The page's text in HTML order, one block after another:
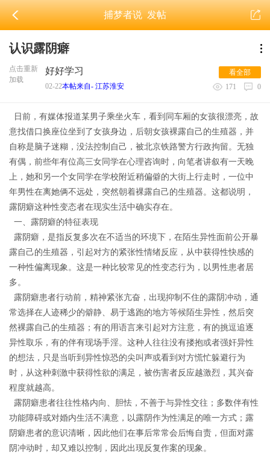
捕梦者说发帖
认识露阴癖
点击重新
加载
好好学习
02-22本帖来自- 江苏淮安
看全部
171
0
日前 ，有媒体报道某男子乘坐火车，看到同车厢的女孩很漂亮，故
意找借口换座位坐到了女孩身边 ，后朝女孩裸露自己的生殖器，并
自称是脑子迷糊，没法控制自己，被北京铁路警方行政拘留。无独
有偶，前些年有位高三女同学在心理咨询时，向笔者讲叙有一天晚
上， 她和另一个女同学在学校附近稍偏僻的大街上行走时，一位中
年男性在离她俩不远处，突然朝着裸露自己的生殖器。这都说明，
露阴癖这种性变态者在现实生活中确实存在。
一、 露阴癖的特征表现
露阴癖， 是指反复多次在不适当的环境下，在陌生异性面前公开暴
露自己的生殖器，引起对方的紧张性情绪反应，从中获得性快感的
一种性偏离现象。 这是一种比较常见的性变态行为，以男性患者居
多。
露阴癖患者行动前，精神紧张亢奋，出现抑制不住的露阴冲动，通
常选择在人迹稀少的僻静、易于逃跑的地方等候陌生异性，然后突
然裸露自己的生殖器；有的用语言来引起对方注意，有的挑逗追逐
异性取乐，有的伴有现场手淫。这种人往往没有搂抱或者强奸异性
的想法，只是当听到异性惊恐的尖叫 声或看到对方慌忙躲避行为
时 ，从这种刺激中获得性欲的满足 ， 被伤害者反应越激烈，其兴奋
程度就越高。
露阴癖患者往往性格内向、胆怯 ， 不善于与异性交往；多数伴有性
功能障碍或对婚内生活不满意，以露阴作为性满足的唯一方式；露
阴癖患者的意识清晰 ，因此他们在事后常常会后悔自责，但面对露
阴冲动时，却又难以控制， 因此出现反复作案的现象。